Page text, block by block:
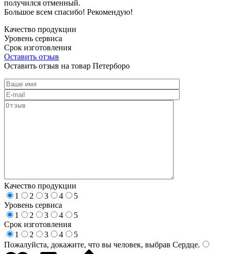
получился отменный.
Большое всем спасибо! Рекомендую!
Качество продукции
Уровень сервиса
Срок изготовления
Оставить отзыв
Оставить отзыв на товар Петерборо
Качество продукции
1
2 3 4
5
Уровень сервиса
1
2 3 4
5
Срок изготовления
1
2 3 4
5
Пожалуйста, докажите, что вы человек, выбрав Сердце.